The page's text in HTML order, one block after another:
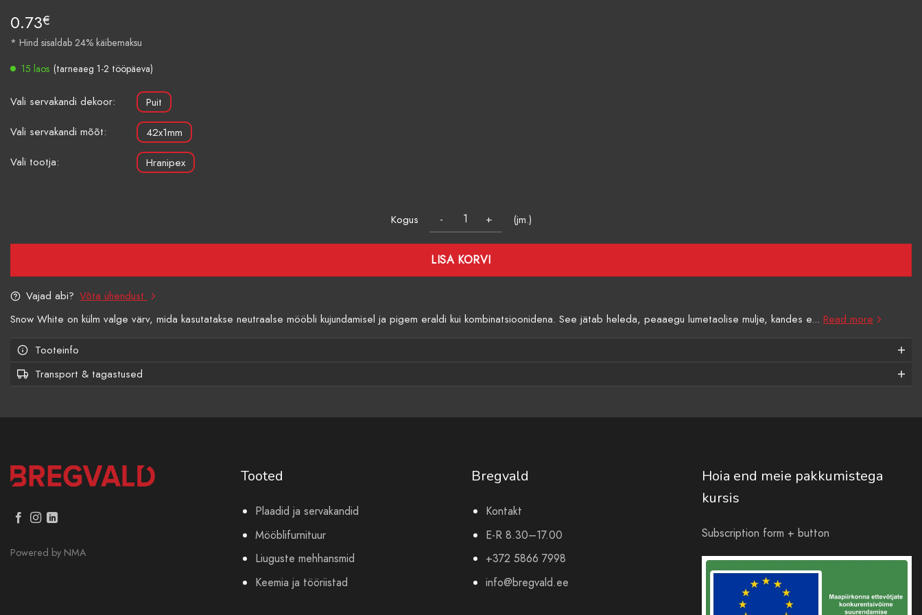
0.73€
* Hind sisaldab 24% käibemaksu
15 laos (tarneaeg 1-2 tööpäeva)
Vali servakandi dekoor:
Puit
Vali servakandi mõõt:
42x1mm
Vali tootja:
Hranipex
Kogus (jm.)
LISA KORVI
Vajad abi? Võta ühendust
Snow White on külm valge värv, mida kasutatakse neutraalse mööbli kujundamisel ja pigem eraldi kui kombinatsioonidena. See jätab heleda, peaaegu lumetaolise mulje, kandes e... Read more
Tooteinfo
Transport & tagastused
Powered by NMA
Tooted
Plaadid ja servakandid
Mööblifurnituur
Liuguste mehhansmid
Keemia ja tööriistad
Bregvald
Kontakt
E-R 8.30–17.00
+372 5866 7998
info@bregvald.ee
Hoia end meie pakkumistega
kursis
Subscription form + button